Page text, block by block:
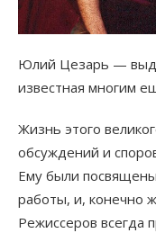
Юлий Цезарь —
известная многим
Жизнь этого
обсуждений и
Ему были
работы, и, конечно
Режиссеров всегда